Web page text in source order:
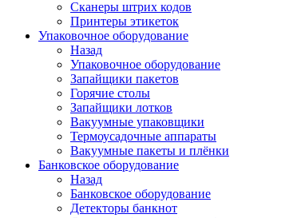
Сканеры штрих кодов
Принтеры этикеток
Упаковочное оборудование
Назад
Упаковочное оборудование
Запайщики пакетов
Горячие столы
Запайщики лотков
Вакуумные упаковщики
Термоусадочные аппараты
Вакуумные пакеты и плёнки
Банковское оборудование
Назад
Банковское оборудование
Детекторы банкнот